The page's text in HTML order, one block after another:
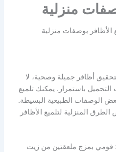
منزلية
الأظافر بوصفات منزلية
أظافر جميلة وصحية، لا
باستمرار. يمكنك تلميع
الوصفات الطبيعية البسيطة.
المنزلية لتلميع الأظافر
قومي بمزج ملعقتين من زيت